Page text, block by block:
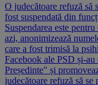
O judecătoare refuză să
fost suspendată din
Suspendarea este
azi, anonimizează
care a fost trimisă la
Facebook ale PSD și-
Președinte" și
judecătoare refuză să